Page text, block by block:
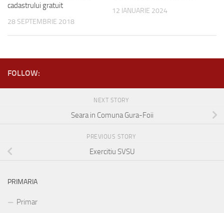
cadastrului gratuit
28 SEPTEMBRIE 2018
12 IANUARIE 2024
FOLLOW:
NEXT STORY
Seara in Comuna Gura-Foii
PREVIOUS STORY
Exercitiu SVSU
PRIMARIA
Primar